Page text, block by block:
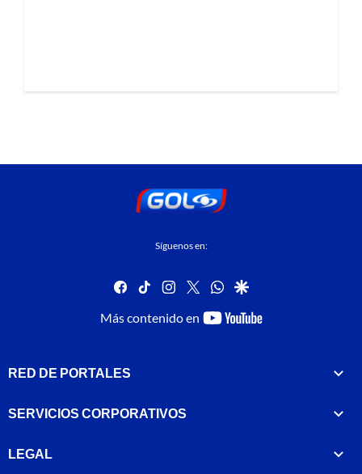
Síguenos en:
facebook
tiktok instagram
twitterwhatsapp
google
Más contenido en
youtube-
RED DE PORTALES
SERVICIOS CORPORATIVOS
LEGAL